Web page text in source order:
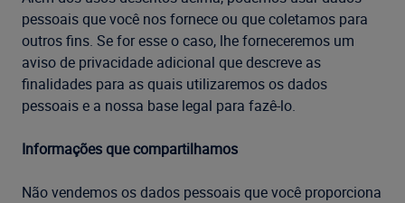
pessoais que você nos fornece ou que coletamos para
outros fins. Se for esse o caso, lhe forneceremos um
aviso de privacidade adicional que descreve as
finalidades para as quais utilizaremos os dados
pessoais e a nossa base legal para fazê-lo.
Informações que compartilhamos
Não vendemos os dados pessoais que você proporciona